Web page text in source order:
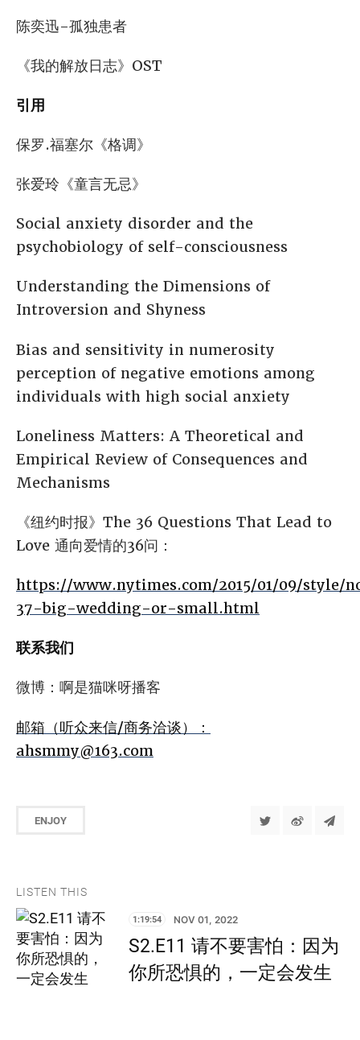
陈奕迅-孤独患者
《我的解放日志》OST
引用
保罗.福塞尔《格调》
张爱玲《童言无忌》
Social anxiety disorder and the
psychobiology of self-consciousness
Understanding the Dimensions of
Introversion and Shyness
Bias and sensitivity in numerosity
perception of negative emotions among
individuals with high social anxiety
Loneliness Matters: A Theoretical and
Empirical Review of Consequences and
Mechanisms
《纽约时报》The 36 Questions That Lead to
Love 通向爱情的36问：
https://www.nytimes.com/2015/01/09/style/
37-big-wedding-or-small.html
联系我们
微博：啊是猫咪呀播客
邮箱（听众来信/商务洽谈）：
ahsmmy@163.com
ENJOY
LISTEN THIS
1:19:54 NOV 01, 2022
S2.E11 请不要害怕：因为
你所恐惧的，一定会发生